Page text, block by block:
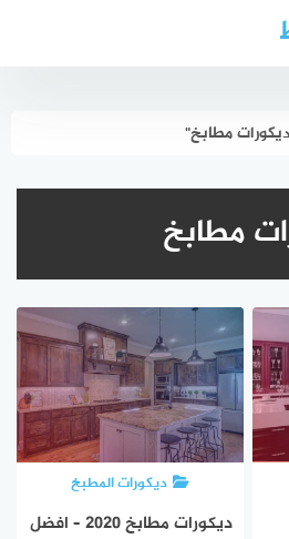
مطابخ"
مطابخ
ديكورات المطبخ
ديكورات مطابخ 2020 – افضل